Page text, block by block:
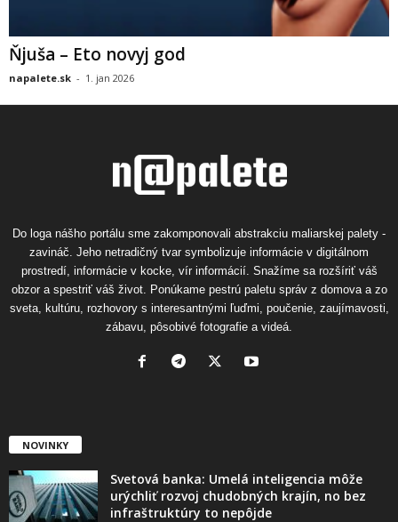
Ňjuša – Eto novyj god
napalete.sk - 1. jan 2026
Do loga nášho portálu sme zakomponovali abstrakciu maliarskej palety -
zavináč. Jeho netradičný tvar symbolizuje informácie v digitálnom
prostredí, informácie v kocke, vír informácií. Snažíme sa rozšíriť váš
obzor a spestriť váš život. Ponúkame pestrú paletu správ z domova a zo
sveta, kultúru, rozhovory s interesantnými ľuďmi, poučenie, zaujímavosti,
zábavu, pôsobivé fotografie a videá.
NOVINKY
Svetová banka: Umelá inteligencia môže
urýchliť rozvoj chudobných krajín, no bez
infraštruktúry to nepôjde